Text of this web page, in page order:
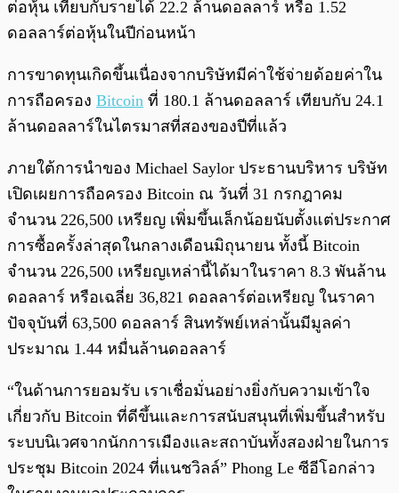
ต่อหุ้น เทียบกับรายได้ 22.2 ล้านดอลลาร์ หรือ 1.52
ดอลลาร์ต่อหุ้นในปีก่อนหน้า
การขาดทุนเกิดขึ้นเนื่องจากบริษัทมีค่าใช้จ่ายด้อยค่าใน
การถือครอง Bitcoin ที่ 180.1 ล้านดอลลาร์ เทียบกับ 24.1
ล้านดอลลาร์ในไตรมาสที่สองของปีที่แล้ว
ภายใต้การนำของ Michael Saylor ประธานบริหาร บริษัท
เปิดเผยการถือครอง Bitcoin ณ วันที่ 31 กรกฎาคม
จำนวน 226,500 เหรียญ เพิ่มขึ้นเล็กน้อยนับตั้งแต่ประกาศ
การซื้อครั้งล่าสุดในกลางเดือนมิถุนายน ทั้งนี้ Bitcoin
จำนวน 226,500 เหรียญเหล่านี้ได้มาในราคา 8.3 พันล้าน
ดอลลาร์ หรือเฉลี่ย 36,821 ดอลลาร์ต่อเหรียญ ในราคา
ปัจจุบันที่ 63,500 ดอลลาร์ สินทรัพย์เหล่านั้นมีมูลค่า
ประมาณ 1.44 หมื่นล้านดอลลาร์
“ในด้านการยอมรับ เราเชื่อมั่นอย่างยิ่งกับความเข้าใจ
เกี่ยวกับ Bitcoin ที่ดีขึ้นและการสนับสนุนที่เพิ่มขึ้นสำหรับ
ระบบนิเวศจากนักการเมืองและสถาบันทั้งสองฝ่ายในการ
ประชุม Bitcoin 2024 ที่แนชวิลล์” Phong Le ซีอีโอกล่าว